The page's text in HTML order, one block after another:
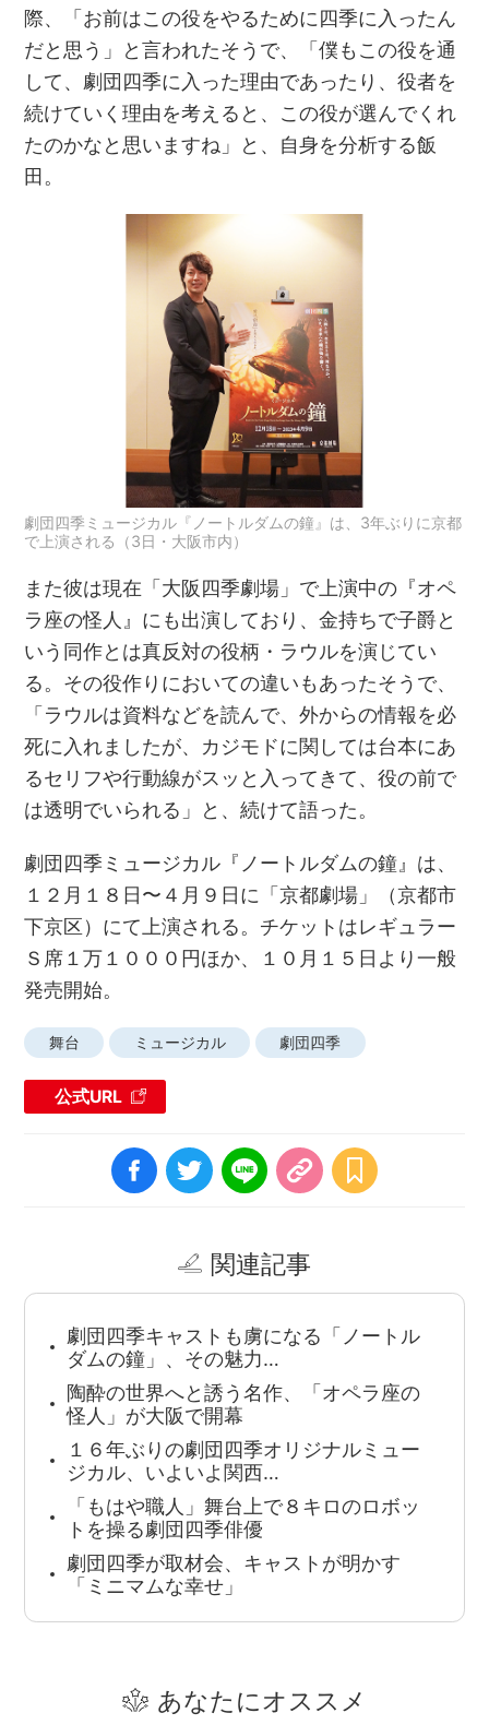
際、「お前はこの役をやるために四季に入ったん
だと思う」と言われたそうで、「僕もこの役を通
して、劇団四季に入った理由であったり、役者を
続けていく理由を考えると、この役が選んでくれ
たのかなと思いますね」と、自身を分析する飯
田。
劇団四季ミュージカル『ノートルダムの鐘』は、3年ぶりに京都
で上演される（3日・大阪市内）
また彼は現在「大阪四季劇場」で上演中の『オペ
ラ座の怪人』にも出演しており、金持ちで子爵と
いう同作とは真反対の役柄・ラウルを演じてい
る。その役作りにおいての違いもあったそうで、
「ラウルは資料などを読んで、外からの情報を必
死に入れましたが、カジモドに関しては台本にあ
るセリフや行動線がスッと入ってきて、役の前で
は透明でいられる」と、続けて語った。
劇団四季ミュージカル『ノートルダムの鐘』は、
１２月１８日〜４月９日に「京都劇場」（京都市
下京区）にて上演される。チケットはレギュラー
Ｓ席１万１０００円ほか、１０月１５日より一般
発売開始。
舞台 ミュージカル 劇団四季
公式URL
関連記事
劇団四季キャストも虜になる「ノートル
ダムの鐘」、その魅力…
陶酔の世界へと誘う名作、「オペラ座の
怪人」が大阪で開幕
１６年ぶりの劇団四季オリジナルミュー
ジカル、いよいよ関西…
「もはや職人」舞台上で８キロのロボッ
トを操る劇団四季俳優
劇団四季が取材会、キャストが明かす
「ミニマムな幸せ」
あなたにオススメ